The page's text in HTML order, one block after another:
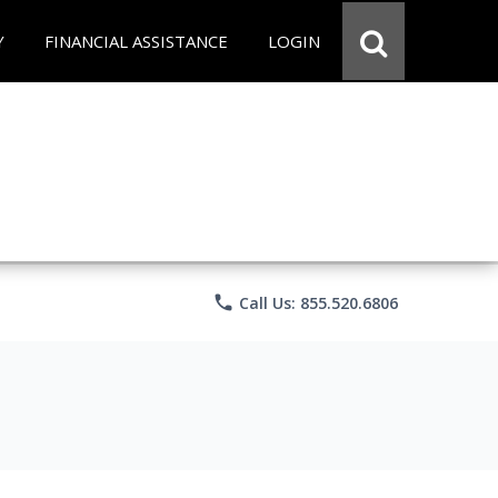
FINANCIAL ASSISTANCE LOGIN
phone Call Us: 855.520.6806